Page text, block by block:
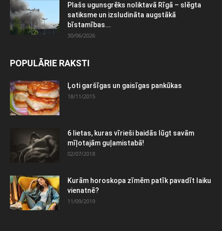
Plašs ugunsgrēks noliktavā Rīgā – slēgta
satiksme un izsludināta augstākā
bīstamības...
30/06/2026
POPULĀRIE RAKSTI
Ļoti garšīgas un gaisīgas pankūkas
18/11/2015
6 lietas, kuras vīrieši baidās lūgt savām
mīļotajām guļamistabā!
02/07/2018
Kurām horoskopa zīmēm patīk pavadīt laiku
vienatnē?
11/09/2019